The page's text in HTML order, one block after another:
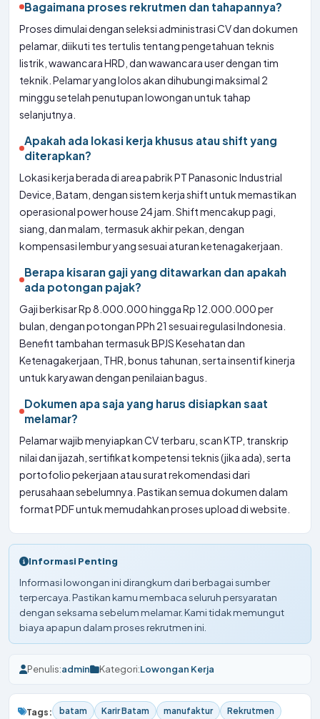
Bagaimana proses rekrutmen dan tahapannya?
Proses dimulai dengan seleksi administrasi CV dan dokumen
pelamar, diikuti tes tertulis tentang pengetahuan teknis
listrik, wawancara HRD, dan wawancara user dengan tim
teknik. Pelamar yang lolos akan dihubungi maksimal 2
minggu setelah penutupan lowongan untuk tahap
selanjutnya.
Apakah ada lokasi kerja khusus atau shift yang
diterapkan?
Lokasi kerja berada di area pabrik PT Panasonic Industrial
Device, Batam, dengan sistem kerja shift untuk memastikan
operasional power house 24 jam. Shift mencakup pagi,
siang, dan malam, termasuk akhir pekan, dengan
kompensasi lembur yang sesuai aturan ketenagakerjaan.
Berapa kisaran gaji yang ditawarkan dan apakah
ada potongan pajak?
Gaji berkisar Rp 8.000.000 hingga Rp 12.000.000 per
bulan, dengan potongan PPh 21 sesuai regulasi Indonesia.
Benefit tambahan termasuk BPJS Kesehatan dan
Ketenagakerjaan, THR, bonus tahunan, serta insentif kinerja
untuk karyawan dengan penilaian bagus.
Dokumen apa saja yang harus disiapkan saat
melamar?
Pelamar wajib menyiapkan CV terbaru, scan KTP, transkrip
nilai dan ijazah, sertifikat kompetensi teknis (jika ada), serta
portofolio pekerjaan atau surat rekomendasi dari
perusahaan sebelumnya. Pastikan semua dokumen dalam
format PDF untuk memudahkan proses upload di website.
Informasi Penting
Informasi lowongan ini dirangkum dari berbagai sumber
terpercaya. Pastikan kamu membaca seluruh persyaratan
dengan seksama sebelum melamar. Kami tidak memungut
biaya apapun dalam proses rekrutmen ini.
Penulis:admin Kategori:Lowongan Kerja
Tags: batam Karir Batam manufaktur Rekrutmen